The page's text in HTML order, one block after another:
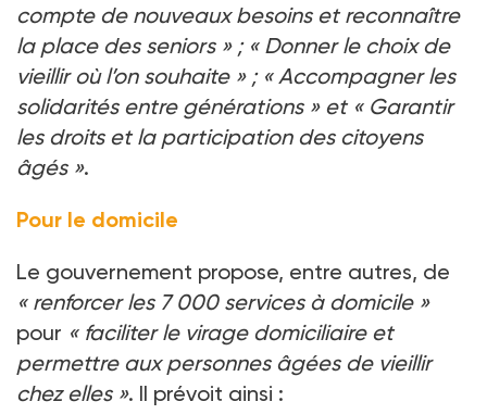
compte de nouveaux besoins et reconnaître
la place des seniors » ; « Donner le choix de
vieillir où l’on souhaite » ; « Accompagner les
solidarités entre générations » et « Garantir
les droits et la participation des citoyens
âgés ».
Pour le domicile
Le gouvernement propose, entre autres, de
« renforcer les 7 000 services à domicile »
pour « faciliter le virage domiciliaire et
permettre aux personnes âgées de vieillir
chez elles ». Il prévoit ainsi :